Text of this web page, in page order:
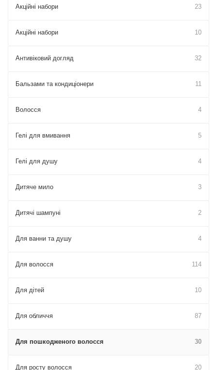
Акційні набори 23
Акційні набори 10
Антивіковий догляд 32
Бальзами та кондиціонери 11
Волосся 4
Гелі для вмивання 5
Гелі для душу 4
Дитяче мило 3
Дитячі шампуні 2
Для ванни та душу 4
Для волосся 114
Для дітей 10
Для обличчя 87
Для пошкодженого волосся 30
Для росту волосся 20